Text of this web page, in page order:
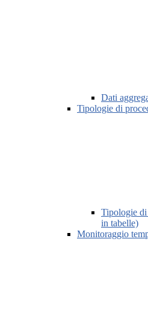
Dati
Tipologie di
Tipologie di
in tabelle)
Monitoraggio